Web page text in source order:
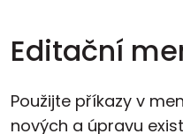
Editační
Použijte příkazy v
nových a úpravu